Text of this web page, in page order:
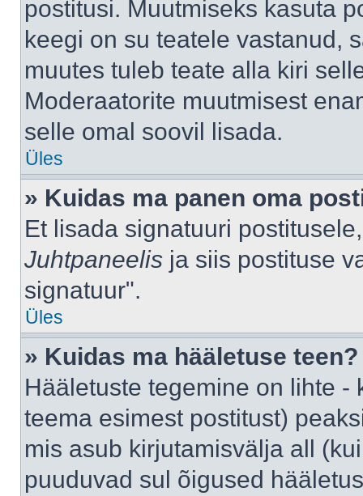
postitusi. Muutmiseks kasuta
keegi on su teatele vastanud,
muutes tuleb teate alla kiri
Moderaatorite muutmisest
selle omal soovil lisada.
Üles
» Kuidas ma panen oma
Et lisada signatuuri
Juhtpaneelis ja siis postituse
signatuur".
Üles
» Kuidas ma hääletuse teen?
Hääletuste tegemine on lihte
teema esimest postitust)
mis asub kirjutamisvälja all
puuduvad sul õigused